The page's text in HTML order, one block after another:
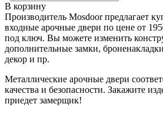
В корзину
Производитель Mosdoor предлагает
входные арочные двери по цене от
под ключ. Вы можете изменить
дополнительные замки,
декор и пр.
Металлические арочные двери
качества и безопасности. Закажите
приедет замерщик!